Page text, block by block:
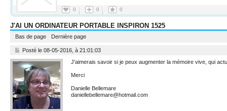
0
-
J'aime
0
-
Je
l'ai
0
-
Je
le
J'AI UN ORDINATEUR PORTABLE INSPIRON 1525
Bas de page Dernière page
Posté le 08-05-2016, à 21:01:03
J'aimerais savoir si je peux augmenter la mémoire vive, qui
Merci
Danielle Bellemare
daniellebellemare@hotmail.com